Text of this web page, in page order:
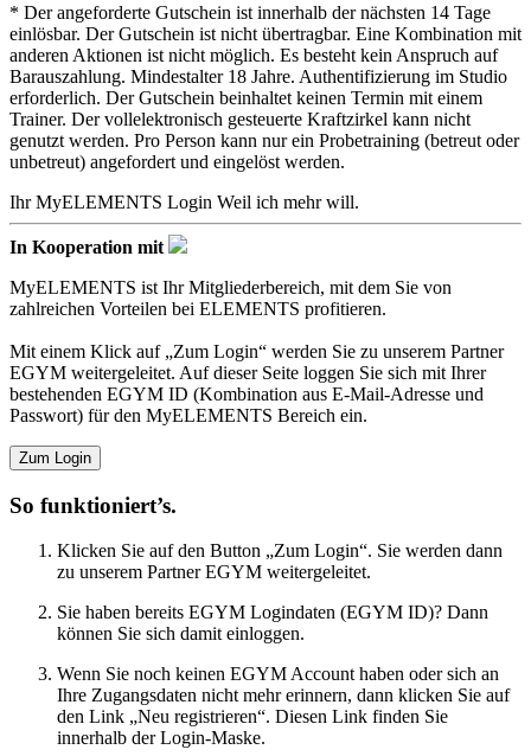
* Der angeforderte Gutschein ist innerhalb der nächsten 14 Tage
einlösbar. Der Gutschein ist nicht übertragbar. Eine Kombination mit
anderen Aktionen ist nicht möglich. Es besteht kein Anspruch auf
Barauszahlung. Mindestalter 18 Jahre. Authentifizierung im Studio
erforderlich. Der Gutschein beinhaltet keinen Termin mit einem
Trainer. Der vollelektronisch gesteuerte Kraftzirkel kann nicht
genutzt werden. Pro Person kann nur ein Probetraining (betreut oder
unbetreut) angefordert und eingelöst werden.
Ihr MyELEMENTS Login Weil ich mehr will.
In Kooperation mit
MyELEMENTS ist Ihr Mitgliederbereich, mit dem Sie von
zahlreichen Vorteilen bei ELEMENTS profitieren.
Mit einem Klick auf „Zum Login“ werden Sie zu unserem Partner
EGYM weitergeleitet. Auf dieser Seite loggen Sie sich mit Ihrer
bestehenden EGYM ID (Kombination aus E-Mail-Adresse und
Passwort) für den MyELEMENTS Bereich ein.
Zum Login
So funktioniert’s.
Klicken Sie auf den Button „Zum Login“. Sie werden dann
zu unserem Partner EGYM weitergeleitet.
Sie haben bereits EGYM Logindaten (EGYM ID)? Dann
können Sie sich damit einloggen.
Wenn Sie noch keinen EGYM Account haben oder sich an
Ihre Zugangsdaten nicht mehr erinnern, dann klicken Sie auf
den Link „Neu registrieren“. Diesen Link finden Sie
innerhalb der Login-Maske.